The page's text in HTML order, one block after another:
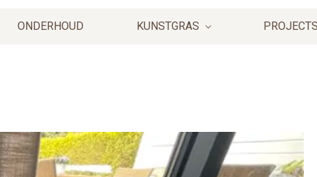
ONDERHOUD KUNSTGRAS